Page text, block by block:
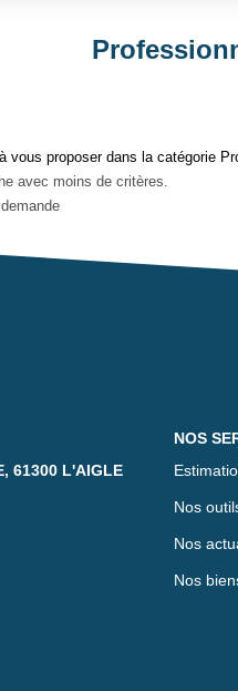
vous proposer dans la catégorie
avec moins de critères.
61300 L'AIGLE
NOS
Nos
Nos
Nos